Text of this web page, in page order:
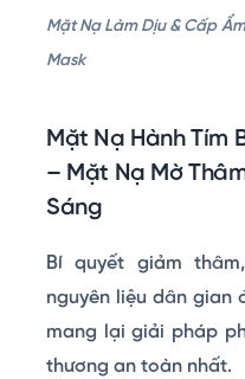
Mặt Nạ Làm Dịu & Cấp
Mask
Mặt Nạ Hành Tím
– Mặt Nạ Mờ
Sáng
Bí quyết giảm
nguyên liệu dân gian
mang lại giải pháp
thương an toàn nhất.